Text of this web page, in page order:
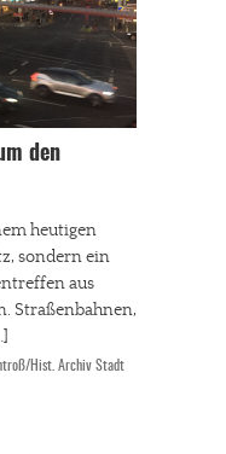
den
heutigen
sondern ein
aus
Straßenbahnen,
Hist. Archiv Stadt